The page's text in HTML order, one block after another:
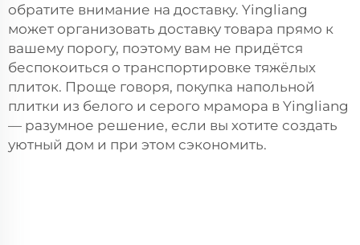
обратите внимание на доставку. Yingliang
может организовать доставку товара прямо к
вашему порогу, поэтому вам не придётся
беспокоиться о транспортировке тяжёлых
плиток. Проще говоря, покупка напольной
плитки из белого и серого мрамора в Yingliang
— разумное решение, если вы хотите создать
уютный дом и при этом сэкономить.